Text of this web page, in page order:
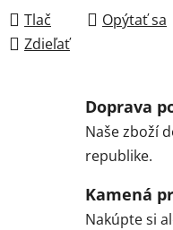
Tlač Opýtať sa
Zdieľať
Doprava
Naše zboží
republike.
Kamená
Nakúpte si